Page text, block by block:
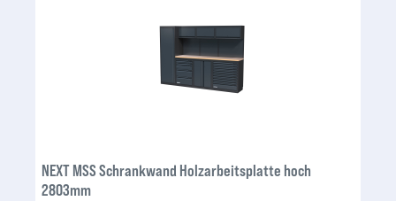
NEXT MSS Schrankwand Holzarbeitsplatte hoch
2803mm